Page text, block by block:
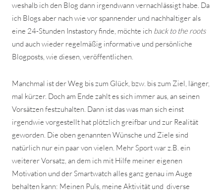
weshalb ich den Blog dann irgendwann vernachlässigt habe. Da
ich Blogs aber nach wie vor spannender und nachhaltiger als
eine 24-Stunden Instastory finde, möchte ich back to the roots
und auch wieder regelmäßig informative und persönliche
Blogposts, wie diesen, veröffentlichen.
Manchmal ist der Weg bis zum Glück, bzw. bis zum Ziel, länger,
mal kürzer. Doch am Ende zahlt es sich immer aus, an seinen
Vorsätzen festzuhalten. Dann ist das was man sich einst
irgendwie vorgestellt hat plötzlich greifbar und zur Realität
geworden. Die oben genannten Wünsche und Ziele sind
natürlich nur ein paar von vielen. Mehr Sport war z.B. ein
weiterer Vorsatz, an dem ich mit Hilfe meiner eigenen
Motivation und der Smartwatch alles ganz genau im Auge
behalten kann: Meinen Puls, meine Aktivität und diverse